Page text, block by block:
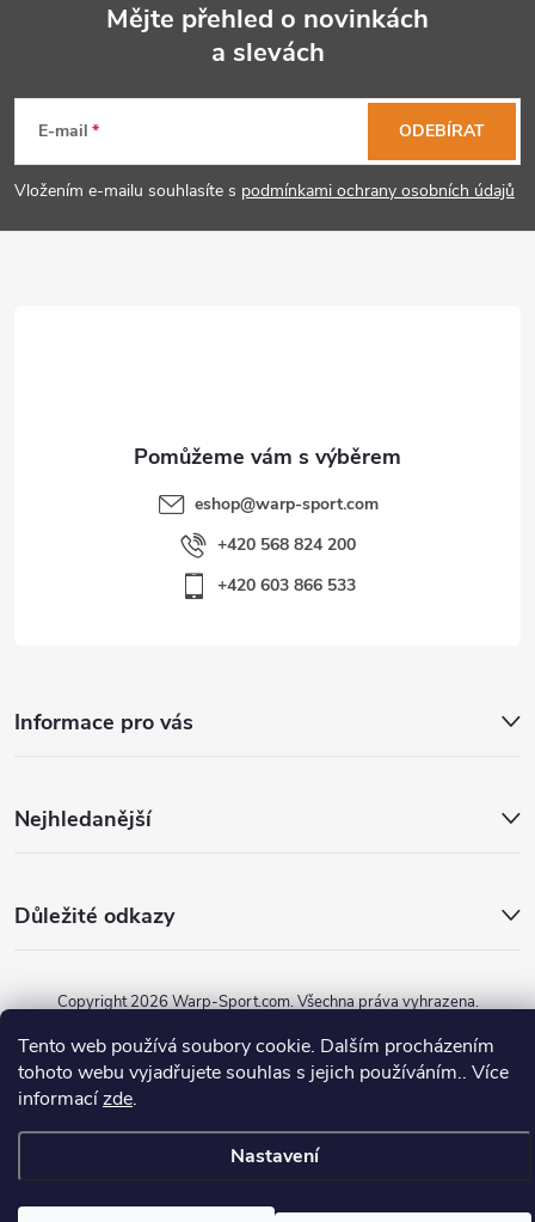
Tento web používá soubory cookie. Dalším procházením
tohoto webu vyjadřujete souhlas s jejich používáním.. Více
informacízde.
Nastavení
y
v
ý
p
p
Mějte přehled o novinkách
a slevách
E-mail
Vložením e-mailu souhlasíte s podmínkami ochrany osobních údajů
ODEBÍRAT
eshop@warp-sport.com
+420 568 824 200
+420 603 866 533
Informace pro vás
Nejhledanější
Důležité odkazy
Vytvořil Shoptet
Copyright 2026Warp-Sport.com. Všechna práva vyhrazena.